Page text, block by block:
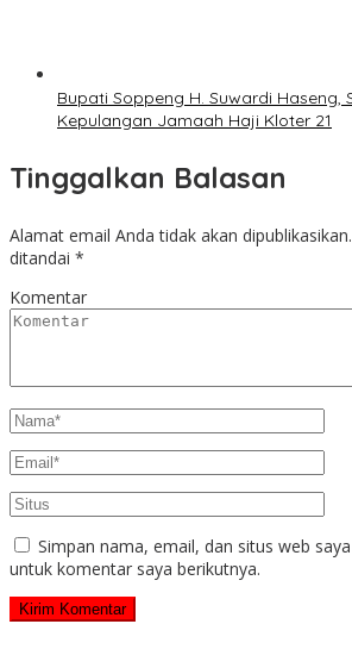
Bupati Soppeng H. Suwardi Haseng,
Kepulangan Jamaah Haji Kloter 21
Tinggalkan Balasan
Alamat email Anda tidak akan dipublikasikan.
ditandai *
Komentar
Simpan nama, email, dan situs web
untuk komentar saya berikutnya.